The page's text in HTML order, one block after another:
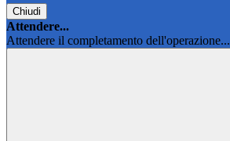
Chiudi
Attendere...
Attendere il completamento dell'operazione...